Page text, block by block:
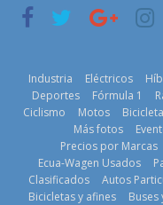
historia
11 de julio de
BMW, Toyota,
Bosch y
Industria Eléctricos
Deportes
Fórmula 1
Ciclismo
Motos
Más fotos
Precios por Marcas
Ecua-Wagen Usados
Clasificados
Autos
Bicicletas y afines
Buses